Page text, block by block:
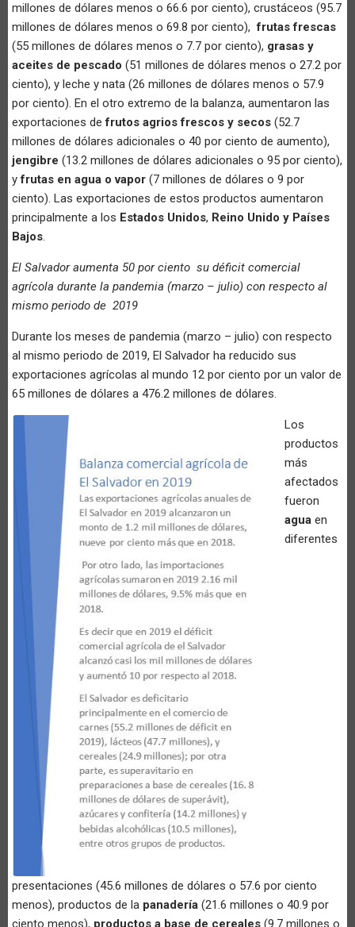
millones de dólares menos o 66.6 por ciento), crustáceos (95.7
millones de dólares menos o 69.8 por ciento),frutas frescas
(55 millones de dólares menos o 7.7 por ciento), grasas y
aceites de pescado (51 millones de dólares menos o 27.2 por
ciento), y leche y nata (26 millones de dólares menos o 57.9
por ciento). En el otro extremo de la balanza, aumentaron las
exportaciones defrutos agrios frescos y secos (52.7
millones de dólares adicionales o 40 por ciento de aumento),
jengibre (13.2 millones de dólares adicionales o 95 por ciento),
yfrutas en agua o vapor (7 millones de dólares o 9 por
ciento). Las exportaciones de estos productos aumentaron
principalmente a los Estados Unidos, Reino Unido y Países
Bajos.
El Salvador aumenta 50 por ciento su déficit comercial
agrícola durante la pandemia (marzo – julio) con respecto al
mismo periodo de 2019
Durante los meses de pandemia (marzo – julio) con respecto
al mismo periodo de 2019, El Salvador ha reducido sus
exportaciones agrícolas al mundo 12 por ciento por un valor de
65 millones de dólares a 476.2 millones de dólares.
Los
productos
más
afectados
fueron
agua en
diferentes
presentaciones (45.6 millones de dólares o 57.6 por ciento
menos), productos de la panadería (21.6 millones o 40.9 por
ciento menos), productos a base de cereales (9.7 millones o